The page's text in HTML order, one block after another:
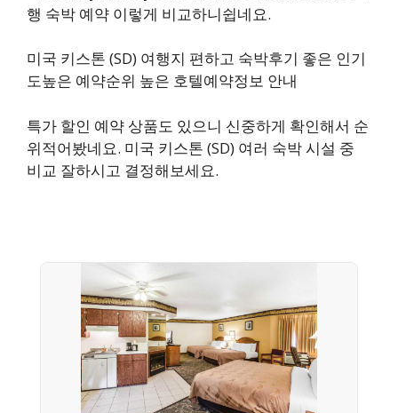
행 숙박 예약 이렇게 비교하니쉽네요.
미국 키스톤 (SD) 여행지 편하고 숙박후기 좋은 인기
도높은 예약순위 높은 호텔예약정보 안내
특가 할인 예약 상품도 있으니 신중하게 확인해서 순
위적어봤네요. 미국 키스톤 (SD) 여러 숙박 시설 중
비교 잘하시고 결정해보세요.